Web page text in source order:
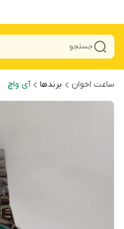
جستجو
ساعت اخوان برندها آی واچ